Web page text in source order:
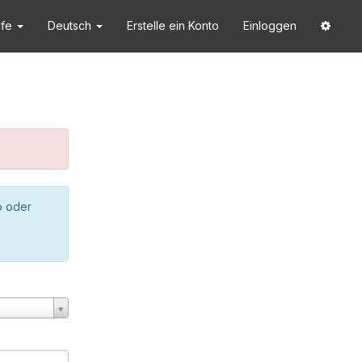
Deutsch Erstelle ein Konto Einloggen
oder